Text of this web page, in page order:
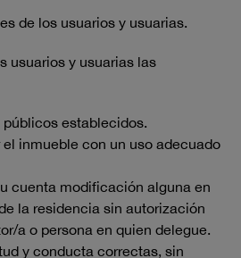
de los usuarios y usuarias.
usuarios y usuarias las
establecidos.
inmueble con un uso adecuado
cuenta modificación alguna en
la residencia sin autorización
a o persona en quien delegue.
y conducta correctas, sin